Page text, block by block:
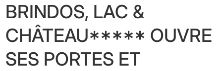
BRINDOS, LAC &
CHÂTEAU***** OUVRE
SES PORTES ET